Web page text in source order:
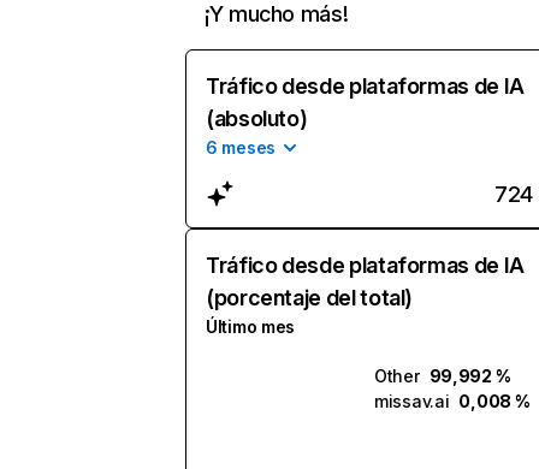
¡Y mucho más!
Tráfico desde plataformas de IA
(absoluto)
6 meses
724
Tráfico desde plataformas de IA
(porcentaje del total)
Último mes
Other 99,992 %
missav.ai 0,008 %